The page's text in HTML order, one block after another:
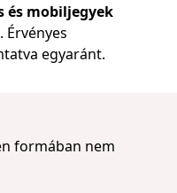
és mobiljegyek
Érvényes
egyaránt.
formában nem